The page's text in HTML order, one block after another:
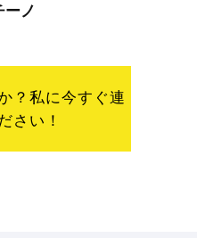
ーノ
？私に今すぐ連
さい！